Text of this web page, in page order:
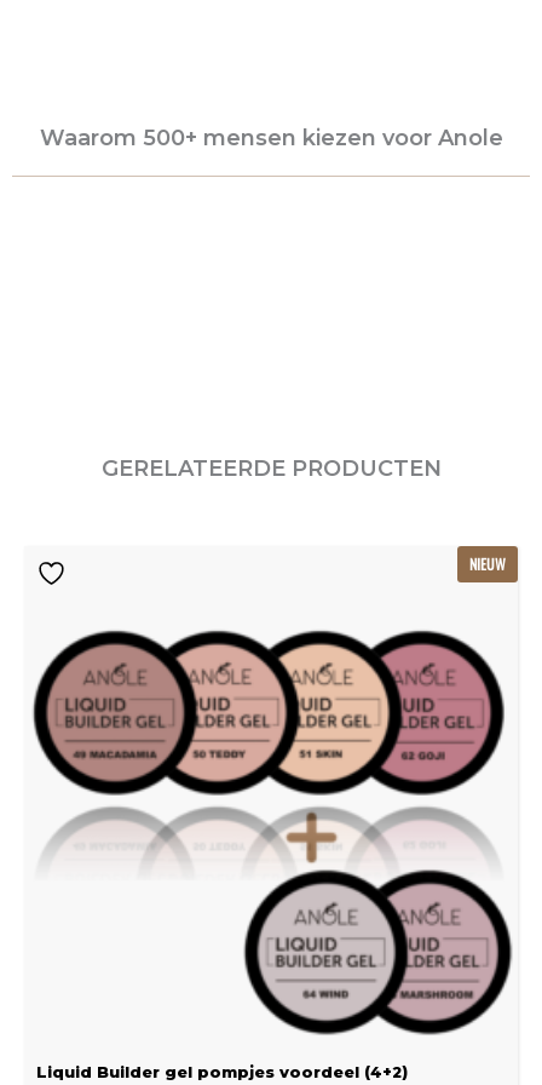
Waarom 500+ mensen kiezen voor Anole
GERELATEERDE PRODUCTEN
NIEUW
Liquid Builder gel pompjes voordeel (4+2)